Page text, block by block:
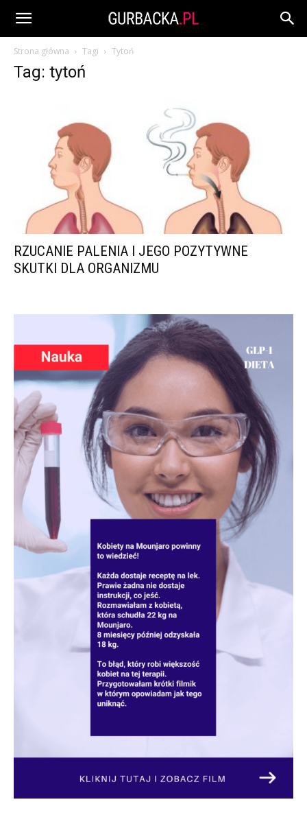
Strona główna Tagi Tytoń
Tag: tytoń
RZUCANIE PALENIA I JEGO POZYTYWNE
SKUTKI DLA ORGANIZMU